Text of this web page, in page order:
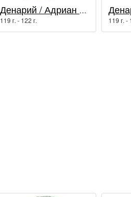
Денарий / Адриан (117 - 138 гг.)
119 г. - 122 г. 119 г. -